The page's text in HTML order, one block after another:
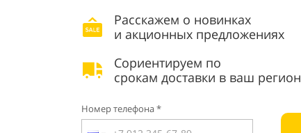
Расскажем о новинках
и акционных предложениях
Сориентируем по
срокам доставки в ваш регион
Номер телефона *